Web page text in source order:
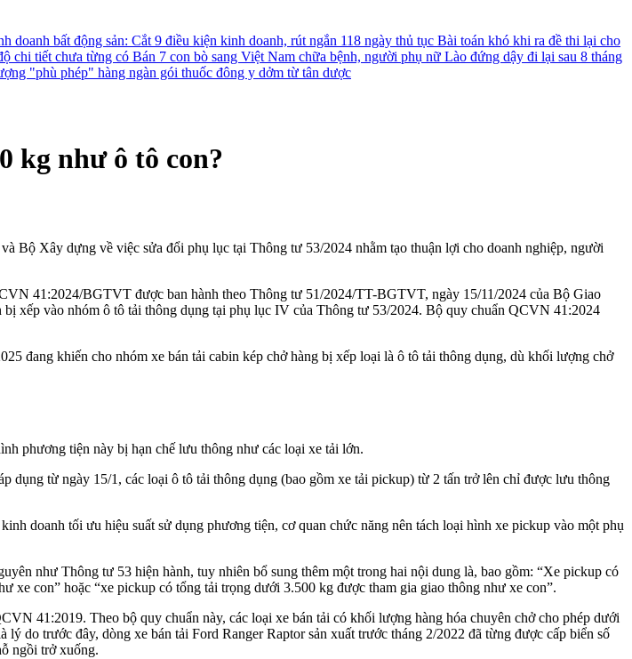
doanh bất động sản: Cắt 9 điều kiện kinh doanh, rút ngắn 118 ngày thủ tục Bài toán khó khi ra đề thi lại cho
chi tiết chưa từng có Bán 7 con bò sang Việt Nam chữa bệnh, người phụ nữ Lào đứng dậy đi lại sau 8 tháng
"phù phép" hàng ngàn gói thuốc đông y dởm từ tân dược
kg như ô tô con?
Bộ Xây dựng về việc sửa đổi phụ lục tại Thông tư 53/2024 nhằm tạo thuận lợi cho doanh nghiệp, người
41:2024/BGTVT được ban hành theo Thông tư 51/2024/TT-BGTVT, ngày 15/11/2024 của Bộ Giao
xếp vào nhóm ô tô tải thông dụng tại phụ lục IV của Thông tư 53/2024. Bộ quy chuẩn QCVN 41:2024
đang khiến cho nhóm xe bán tải cabin kép chở hàng bị xếp loại là ô tô tải thông dụng, dù khối lượng chở
phương tiện này bị hạn chế lưu thông như các loại xe tải lớn.
từ ngày 15/1, các loại ô tô tải thông dụng (bao gồm xe tải pickup) từ 2 tấn trở lên chỉ được lưu thông
doanh tối ưu hiệu suất sử dụng phương tiện, cơ quan chức năng nên tách loại hình xe pickup vào một phụ
như Thông tư 53 hiện hành, tuy nhiên bổ sung thêm một trong hai nội dung là, bao gồm: “Xe pickup có
con” hoặc “xe pickup có tổng tải trọng dưới 3.500 kg được tham gia giao thông như xe con”.
41:2019. Theo bộ quy chuẩn này, các loại xe bán tải có khối lượng hàng hóa chuyên chở cho phép dưới
do trước đây, dòng xe bán tải Ford Ranger Raptor sản xuất trước tháng 2/2022 đã từng được cấp biển số
ngồi trở xuống.